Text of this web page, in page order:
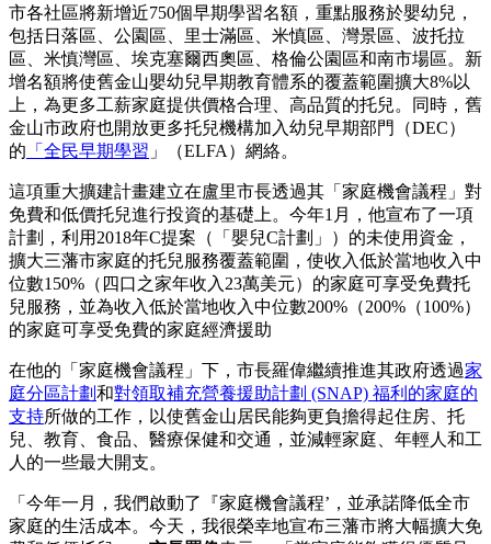
市各社區將新增近750個早期學習名額，重點服務於嬰幼兒，
包括日落區、公園區、里士滿區、米慎區、灣景區、波托拉
區、米慎灣區、埃克塞爾西奧區、格倫公園區和南市場區。新
增名額將使舊金山嬰幼兒早期教育體系的覆蓋範圍擴大8%以
上，為更多工薪家庭提供價格合理、高品質的托兒。同時，舊
金山市政府也開放更多托兒機構加入幼兒早期部門（DEC）
的 「全民早期學習 」（ELFA）網絡。
這項重大擴建計畫建立在盧里市長透過其「家庭機會議程」對
免費和低價托兒進行投資的基礎上。今年1月，他宣布了一項
計劃，利用2018年C提案（「嬰兒C計劃」）的未使用資金，
擴大三藩市家庭的托兒服務覆蓋範圍，使收入低於當地收入中
位數150%（四口之家年收入23萬美元）的家庭可享受免費托
兒服務，並為收入低於當地收入中位數200%（200%（100%）
的家庭可享受免費的家庭經濟援助
在他的「家庭機會議程」下，市長羅偉繼續推進其政府透過家
庭分區計劃和對領取補充營養援助計劃 (SNAP) 福利的家庭的
支持所做的工作，以使舊金山居民能夠更負擔得起住房、托
兒、教育、食品、醫療保健和交通，並減輕家庭、年輕人和工
人的一些最大開支。
「今年一月，我們啟動了『家庭機會議程’，並承諾降低全市
家庭的生活成本。今天，我很榮幸地宣布三藩市將大幅擴大免